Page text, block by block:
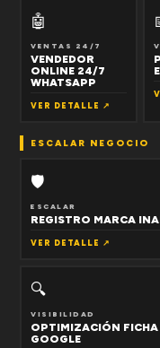
🤖
VENTAS 24/7
VENDEDOR
ONLINE 24/7
WHATSAPP
VER DETALLE ↗
ESCALAR NEGOCIO
🛡
ESCALAR
REGISTRO MARCA
VER DETALLE ↗
🔍
VISIBILIDAD
OPTIMIZACIÓN FICHA
GOOGLE